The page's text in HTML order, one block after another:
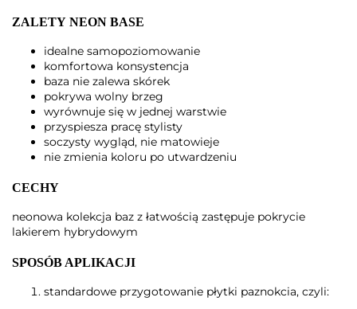
ZALETY NEON BASE
idealne samopoziomowanie
komfortowa konsystencja
baza nie zalewa skórek
pokrywa wolny brzeg
wyrównuje się w jednej warstwie
przyspiesza pracę stylisty
soczysty wygląd, nie matowieje
nie zmienia koloru po utwardzeniu
CECHY
neonowa kolekcja baz z łatwością zastępuje pokrycie
lakierem hybrydowym
SPOSÓB APLIKACJI
standardowe przygotowanie płytki paznokcia, czyli: